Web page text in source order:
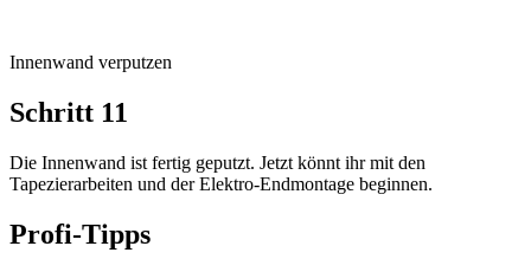
Innenwand verputzen
Schritt 11
Die Innenwand ist fertig geputzt. Jetzt könnt ihr mit den
Tapezierarbeiten und der Elektro-Endmontage beginnen.
Profi-Tipps